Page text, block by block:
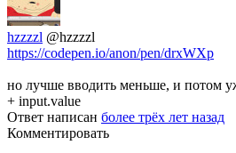
hzzzzl @hzzzzl
https://codepen.io/anon/pen/drxWXp
но лучше вводить меньше, и потом
+ input.value
Ответ написан более трёх лет назад
Комментировать